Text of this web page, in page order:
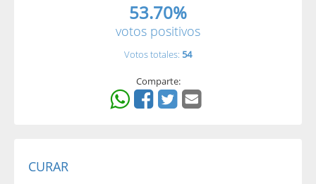
53.70%
votos positivos
Votos totales: 54
Comparte:
CURAR